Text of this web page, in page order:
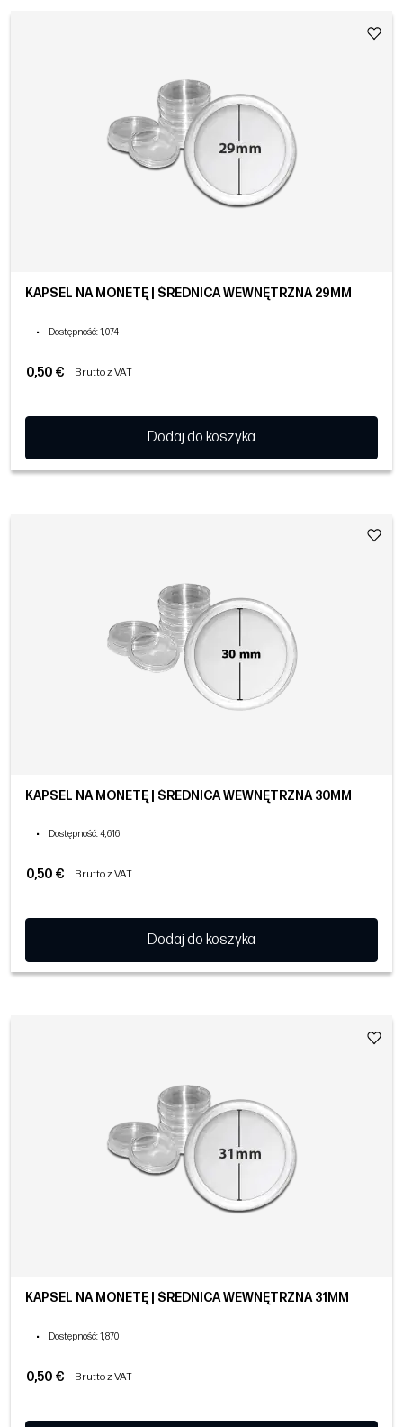
KAPSEL NA MONETĘ | ŚREDNICA WEWNĘTRZNA 29MM
• Dostępność: 1,074
0,50 € Brutto z VAT
Dodaj do koszyka
KAPSEL NA MONETĘ | ŚREDNICA WEWNĘTRZNA 30MM
• Dostępność: 4,616
0,50 € Brutto z VAT
Dodaj do koszyka
KAPSEL NA MONETĘ | ŚREDNICA WEWNĘTRZNA 31MM
• Dostępność: 1,870
0,50 € Brutto z VAT